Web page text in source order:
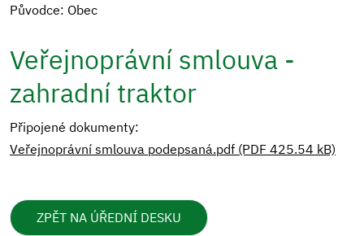
Původce: Obec
Veřejnoprávní smlouva -
zahradní traktor
Připojené dokumenty:
Veřejnoprávní smlouva podepsaná.pdf (PDF 425.54 kB)
ZPĚT NA ÚŘEDNÍ DESKU